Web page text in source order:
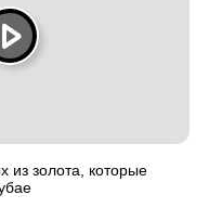
из золота, которые